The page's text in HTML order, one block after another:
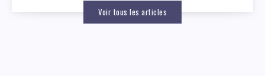
Voir tous les articles